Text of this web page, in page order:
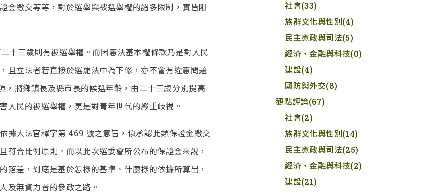
金繳交等等，對於選舉與被選舉權的諸多限制，實皆阻
十三歲則有被選舉權。而因憲法基本權條款乃是對人民
且立法者若直接於選罷法中為下修，亦不會有違憲問題
將鄉鎮長及縣市長的候選年齡，由二十三歲分別提高
人民的被選舉權，更是對青年世代的嚴重歧視。
據大法官釋字第 469 號之意旨，似承認此類保證金繳交
合比例原則。而以此次選委會所公布的保證金來說，
差，到底是基於怎樣的基準、什麼樣的依據所算出，
及無資力者的參政之路。
社會(33)
族群文化與性別(4)
民主憲政與司法(5)
經濟、金融與科技(0)
建設(4)
國防與外交(8)
觀點評論(67)
社會(2)
族群文化與性別(14)
民主憲政與司法(25)
經濟、金融與科技(2)
建設(21)